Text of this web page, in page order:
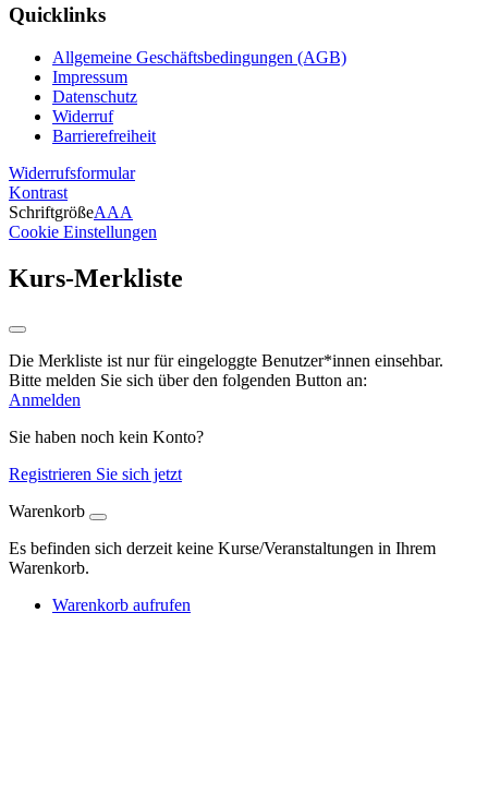
Quicklinks
Allgemeine Geschäftsbedingungen (AGB)
Impressum
Datenschutz
Widerruf
Barrierefreiheit
Widerrufsformular
Kontrast
SchriftgrößeAAA
Cookie Einstellungen
Kurs-Merkliste
Die Merkliste ist nur für eingeloggte Benutzer*innen einsehbar.
Bitte melden Sie sich über den folgenden Button an:
Anmelden
Sie haben noch kein Konto?
Registrieren Sie sich jetzt
Warenkorb
Es befinden sich derzeit keine Kurse/Veranstaltungen in Ihrem
Warenkorb.
Warenkorb aufrufen